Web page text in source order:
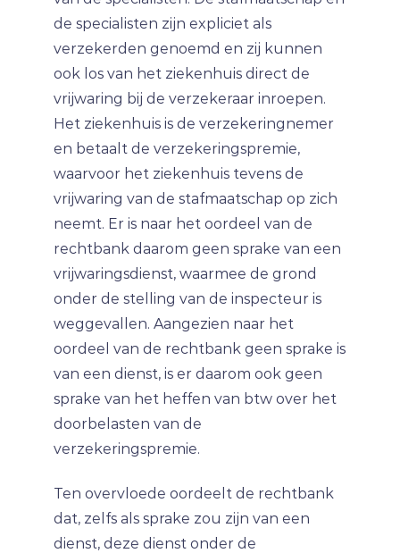
de specialisten zijn expliciet als
verzekerden genoemd en zij kunnen
ook los van het ziekenhuis direct de
vrijwaring bij de verzekeraar inroepen.
Het ziekenhuis is de verzekeringnemer
en betaalt de verzekeringspremie,
waarvoor het ziekenhuis tevens de
vrijwaring van de stafmaatschap op zich
neemt. Er is naar het oordeel van de
rechtbank daarom geen sprake van een
vrijwaringsdienst, waarmee de grond
onder de stelling van de inspecteur is
weggevallen. Aangezien naar het
oordeel van de rechtbank geen sprake is
van een dienst, is er daarom ook geen
sprake van het heffen van btw over het
doorbelasten van de
verzekeringspremie.
Ten overvloede oordeelt de rechtbank
dat, zelfs als sprake zou zijn van een
dienst, deze dienst onder de